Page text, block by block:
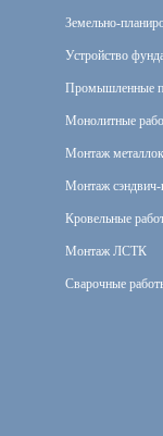
Земельно-
Устройство
Промышленные
Монолитные
Монтаж
Монтаж сэндвич-
Кровельные
Монтаж ЛСТК
Сварочные